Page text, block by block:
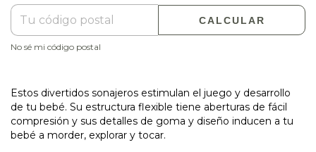
CALCULAR
No sé mi código postal
Estos divertidos sonajeros estimulan el juego y desarrollo
de tu bebé. Su estructura flexible tiene aberturas de fácil
compresión y sus detalles de goma y diseño inducen a tu
bebé a morder, explorar y tocar.